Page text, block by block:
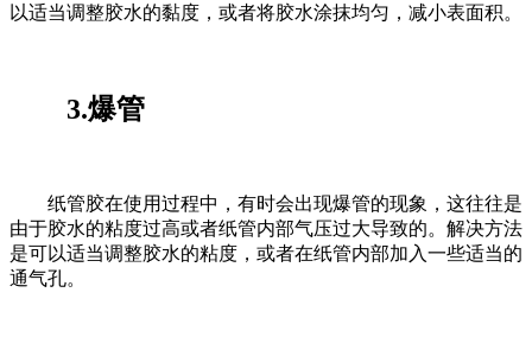
以适当调整胶水的黏度，或者将胶水涂抹均匀，减小表面积。
3.爆管
纸管胶在使用过程中，有时会出现爆管的现象，这往往是
由于胶水的粘度过高或者纸管内部气压过大导致的。解决方法
是可以适当调整胶水的粘度，或者在纸管内部加入一些适当的
通气孔。